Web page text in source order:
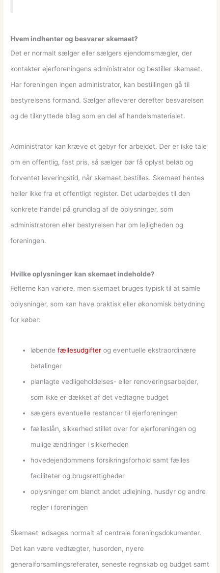
Hvem indhenter og besvarer skemaet?
Det er normalt sælger eller sælgers ejendomsmægler, der
kontakter ejerforeningens administrator og bestiller skemaet.
Har foreningen ingen administrator, kan bestillingen gå til
bestyrelsens formand. Sælger afleverer derefter besvarelsen
og de tilknyttede bilag som en del af handelsmaterialet.
Administrator kan kræve et gebyr for arbejdet. Der er ikke tale
om en offentlig, fast pris, så sælger bør få oplyst beløb og
forventet leveringstid, når skemaet bestilles. Skemaet hentes
heller ikke fra et offentligt register. Det udarbejdes til den
konkrete handel på grundlag af de oplysninger, som
administratoren eller bestyrelsen har om lejligheden og
foreningen.
Hvilke oplysninger kan skemaet indeholde?
Felterne kan variere, men skemaet bruges typisk til at samle
oplysninger, som kan have praktisk eller økonomisk betydning
for køber:
løbendefællesudgifter og eventuelle ekstraordinære
betalinger
planlagte vedligeholdelses- eller renoveringsarbejder,
som ikke er dækket af det vedtagne budget
sælgers eventuelle restancer til ejerforeningen
fælleslån, sikkerhed stillet over for ejerforeningen og
mulige ændringer i sikkerheden
hovedejendommens forsikringsforhold samt fælles
faciliteter og brugsrettigheder
oplysninger om blandt andet udlejning, husdyr og andre
regler i foreningen
Skemaet ledsages normalt af centrale foreningsdokumenter.
Det kan være vedtægter, husorden, nyere
generalforsamlingsreferater, seneste regnskab og budget samt